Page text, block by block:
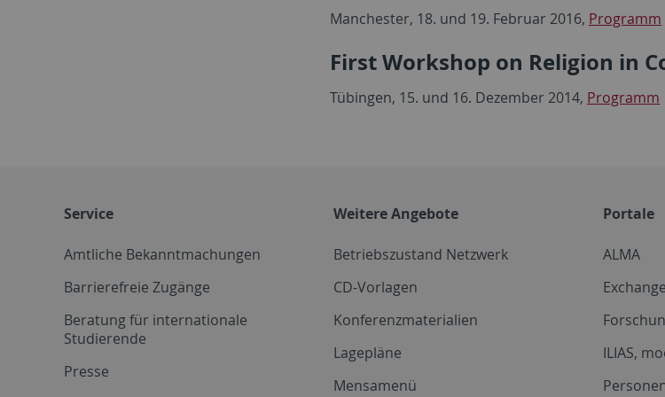
Manchester, 18. und 19. Februar 2016, Programm
First Workshop on Religion in
Tübingen, 15. und 16. Dezember 2014, Programm
Service
Amtliche Bekanntmachungen
Barrierefreie Zugänge
Beratung für internationale
Studierende
Presse
Weitere Angebote
Betriebszustand Netzwerk
CD-Vorlagen
Konferenzmaterialien
Lagepläne
Mensamenü
Portale
ALMA
ILIAS,